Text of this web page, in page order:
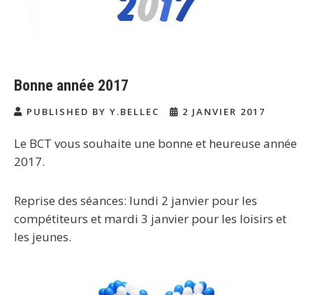
Bonne année 2017
PUBLISHED BY Y.BELLEC 2 JANVIER 2017
Le BCT vous souhaite une bonne et heureuse année
2017.
Reprise des séances: lundi 2 janvier pour les
compétiteurs et mardi 3 janvier pour les loisirs et
les jeunes.